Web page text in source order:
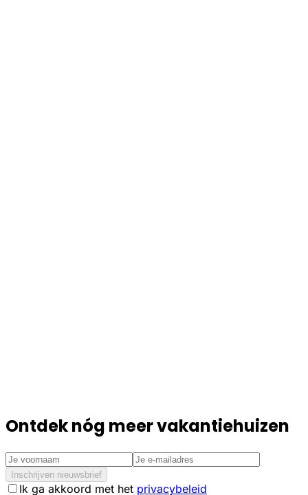
Ontdek nóg meer vakantiehuizen
Inschrijven nieuwsbrief
Ik ga akkoord met het privacybeleid